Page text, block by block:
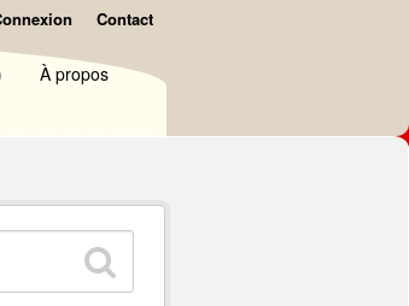
Contact
À propos